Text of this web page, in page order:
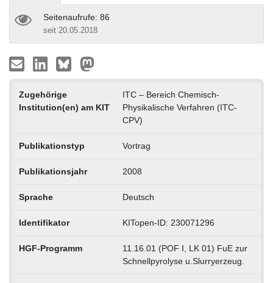
Seitenaufrufe: 86
seit 20.05.2018
Zugehörige
Institution(en) am KIT
ITC – Bereich Chemisch-
Physikalische Verfahren (ITC-
CPV)
Publikationstyp Vortrag
Publikationsjahr 2008
Sprache Deutsch
Identifikator KITopen-ID: 230071296
HGF-Programm
11.16.01 (POF I, LK 01) FuE zur
Schnellpyrolyse u.Slurryerzeug.